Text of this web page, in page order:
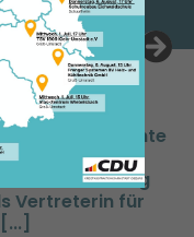
Kooptationen
alle
benannte
der internen
Dieburg
Vertreterin für